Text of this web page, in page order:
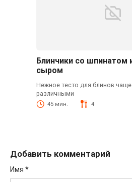
Блинчики со шпинатом
сыром
Нежное тесто для блинов
различными
45 мин. 4
Добавить комментарий
Имя *